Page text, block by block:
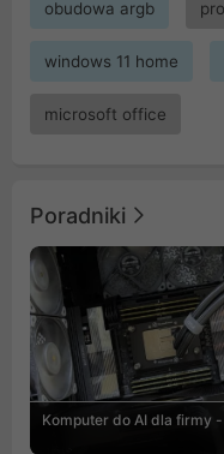
obudowa argb
windows 11 home
microsoft office
Poradniki
Komputer do AI dla firmy